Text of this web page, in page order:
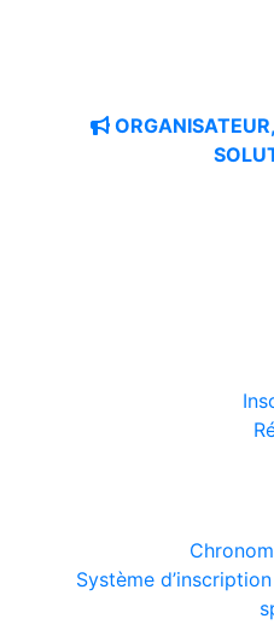
Système